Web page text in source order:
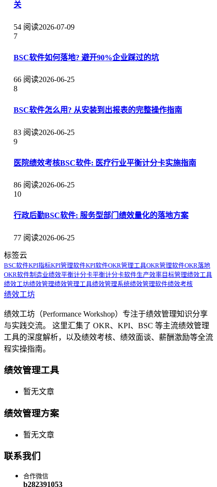
关
54 阅读2026-07-09
7
BSC软件如何落地? 避开90%企业踩过的坑
66 阅读2026-06-25
8
BSC软件怎么用? 从安装到出报表的完整操作指南
83 阅读2026-06-25
9
医院绩效考核BSC软件: 医疗行业平衡计分卡实施指南
86 阅读2026-06-25
10
行政后勤BSC软件: 服务型部门绩效量化的落地方案
77 阅读2026-06-25
标签云
BSC软件KPI指标KPI管理软件KPI软件OKR管理工具OKR管理软件OKR落地
OKR软件制造业绩效平衡计分卡平衡计分卡软件生产效率 目标管理绩效工具
绩效工坊绩效管理绩效管理工具绩效管理系统绩效管理软件绩效考核
绩效工坊
绩效工坊（Performance Workshop）专注于绩效管理知识分享
与实践交流。 这里汇集了 OKR、KPI、BSC 等主流绩效管理
工具的深度解析，以及绩效考核、绩效面谈、薪酬激励等全流
程实操指南。
绩效管理工具
暂无文章
绩效管理方案
暂无文章
联系我们
合作微信
b282391053